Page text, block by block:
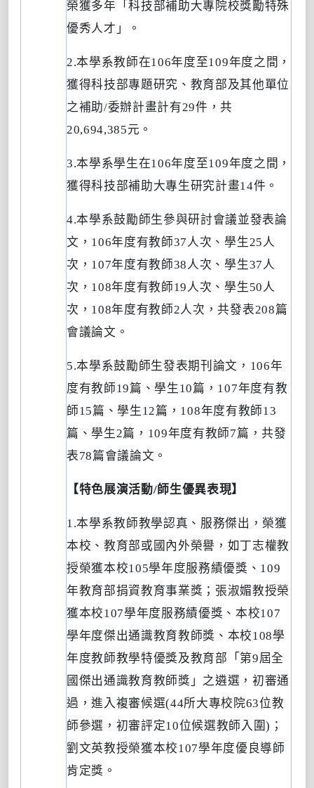
榮獲多年「科技部補助大專院校獎勵特殊
優秀人才」。
2.本學系教師在106年度至109年度之間，
獲得科技部專題研究、教育部及其他單位
之補助/委辦計畫計有29件，共
20,694,385元。
3.本學系學生在106年度至109年度之間，
獲得科技部補助大專生研究計畫14件。
4.本學系鼓勵師生參與研討會議並發表論
文， 106年度有教師37 人次、學生25 人
次， 107年度有教師38 人次、學生37 人
次， 108年度有教師19 人次、學生50 人
次， 108年度有教師2人次，共發表208篇
會議論文。
5.本學系鼓勵師生發表期刊論文， 106年
度有教師19篇、學生10篇， 107年度有教
師15篇、學生12篇， 108年度有教師13
篇、學生2篇， 109年度有教師7篇，共發
表78篇會議論文。
【特色展演活動/師生優異表現】
1.本學系教師教學認真、服務傑出，榮獲
本校、教育部或國內外榮譽，如丁志權教
授榮獲本校105學年度服務績優獎、 109
年教育部捐資教育事業獎；張淑媚教授榮
獲本校107學年度服務績優獎、本校107
學年度傑出通識教育教師獎、本校108學
年度教師教學特優獎及教育部「第9屆全
國傑出通識教育教師獎」之遴選，初審通
過，進入複審候選(44所大專校院63位教
師參選，初審評定10位候選教師入圍) ；
劉文英教授榮獲本校107學年度優良導師
肯定獎。